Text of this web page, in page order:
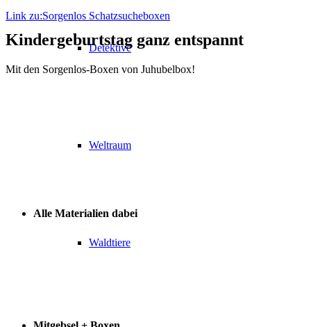
Detektive
Weltraum
Waldtiere
Link zu:Sorgenlos Schatzsucheboxen
Kindergeburtstag ganz entspannt
Mit den Sorgenlos-Boxen von Juhubelbox!
Alle Materialien dabei